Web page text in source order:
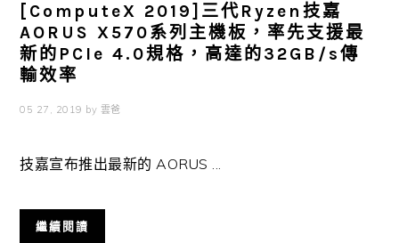
[ComputeX 2019]三代Ryzen技嘉
AORUS X570系列主機板，率先支援最
新的PCIe 4.0規格，高達的32GB/s傳
輸效率
05 27, 2019 by 雲爸
技嘉宣布推出最新的 AORUS ...
繼續閱讀